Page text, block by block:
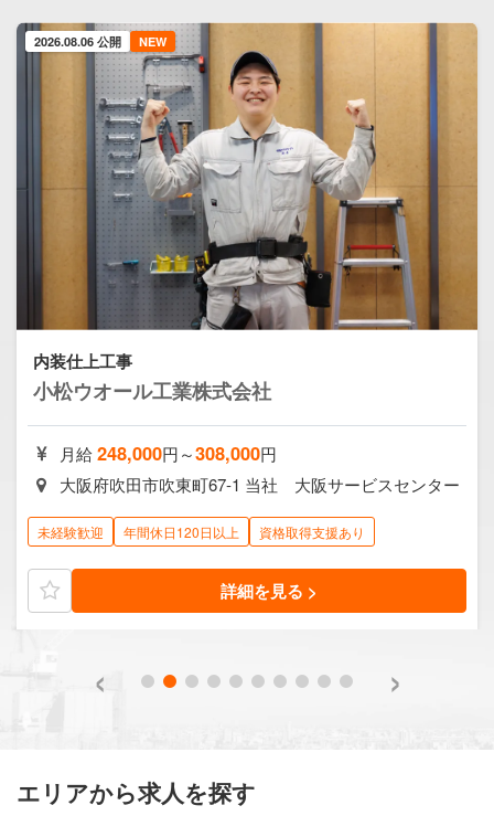
2026.08.06 公開 NEW
内装仕上工事
小松ウオール工業株式会社
月給248,000円～308,000円
大阪府吹田市吹東町67-1 当社 大阪サービスセンター
未経験歓迎 年間休日120日以上 資格取得支援あり
詳細を見る >
エリアから求人を探す